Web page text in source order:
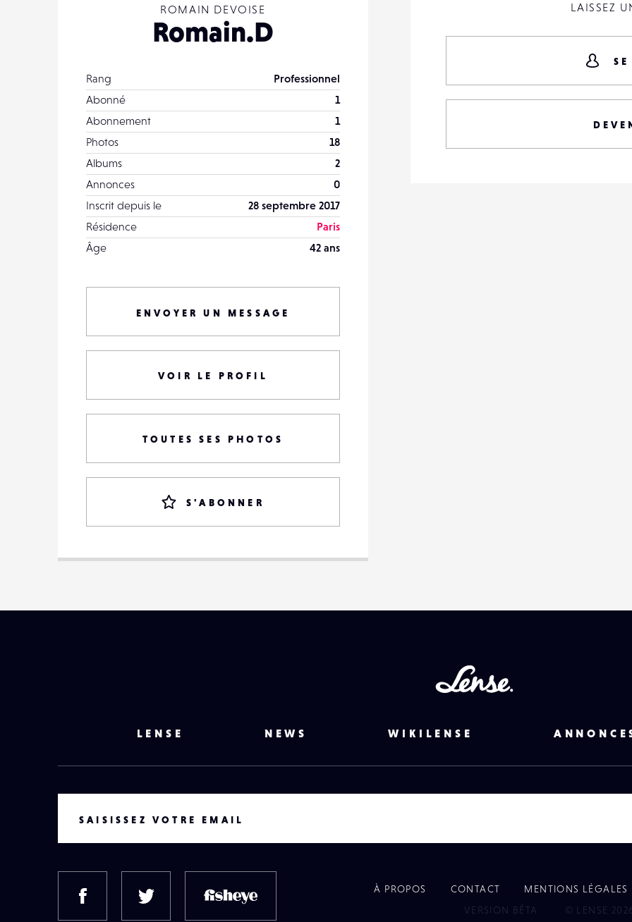
ROMAIN DEVOISE
Romain.D
Rang
Professionnel
Abonné
1
Abonnement
1
Photos
18
Albums
2
Annonces
0
Inscrit depuis le
28 septembre 2017
Résidence
Paris
Âge
42 ans
ENVOYER UN MESSAGE
VOIR LE PROFIL
TOUTES SES PHOTOS
S'ABONNER
LAISSEZ
LENSE NEWS WIKILENSE
SAISISSEZ VOTRE EMAIL
FACEBOOK TWITTER
À PROPOS CONTACT
MENTIONS LÉGALES
VERSION BÊTA
© LENSE